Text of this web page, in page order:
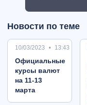
Новости по теме
10/03/2023 13:43
Oфициальные
курсы валют
на 11-13
марта